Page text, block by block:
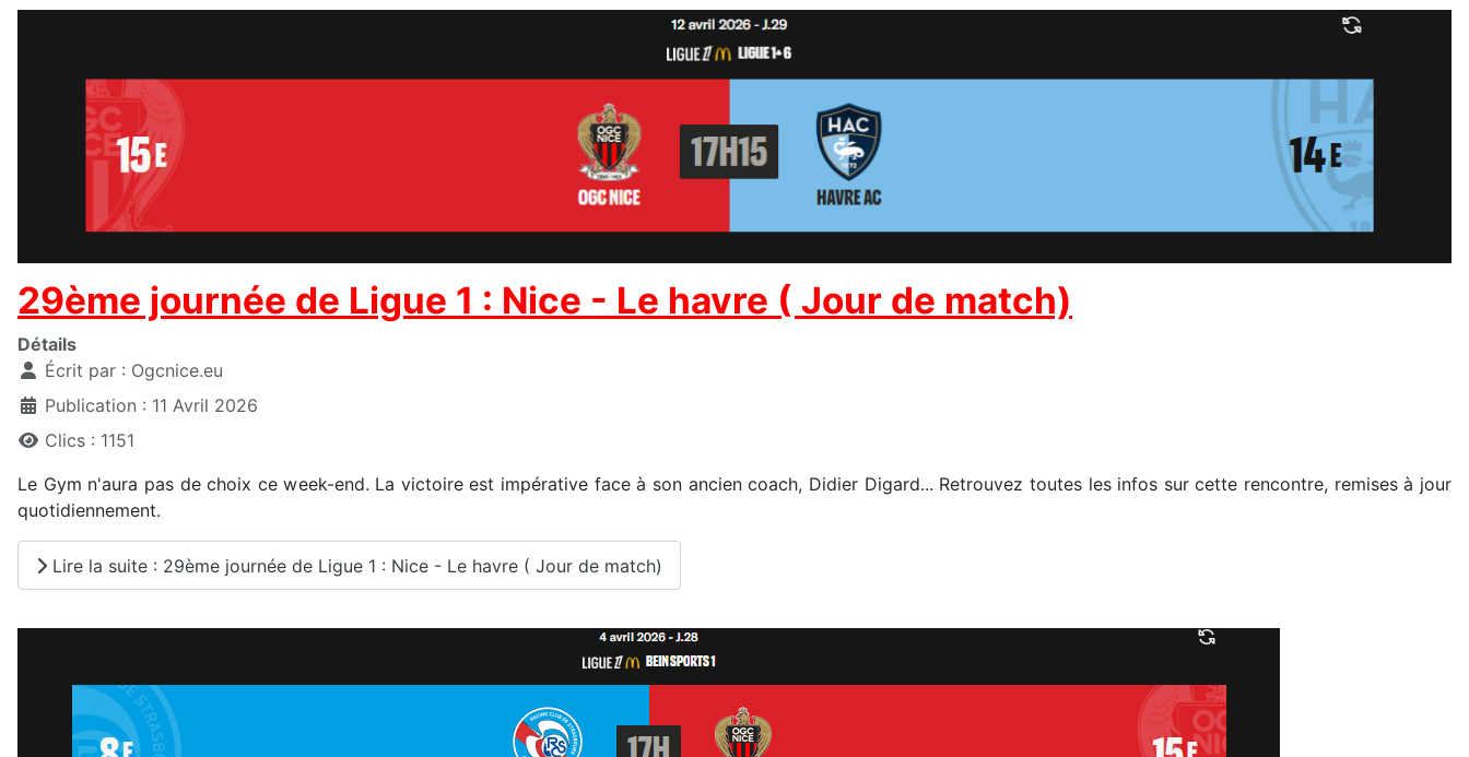
29ème journée de Ligue 1 : Nice - Le havre ( Jour de match)
Détails
Écrit par : Ogcnice.eu
Publication : 11 Avril 2026
Clics : 1151
Le Gym n'aura pas de choix ce week-end. La victoire est impérative face à son ancien coach, Didier Digard... Retrouvez toutes les infos sur cette rencontre, remises à jour
quotidiennement.
Lire la suite : 29ème journée de Ligue 1 : Nice - Le havre ( Jour de match)